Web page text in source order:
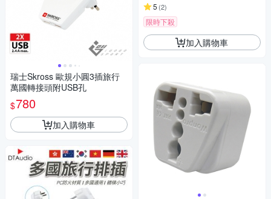
瑞士Skross 歐規小圓3插旅行
萬國轉接頭附USB孔
$780
加入購物車
5 (2)
限時下殺
加入購物車